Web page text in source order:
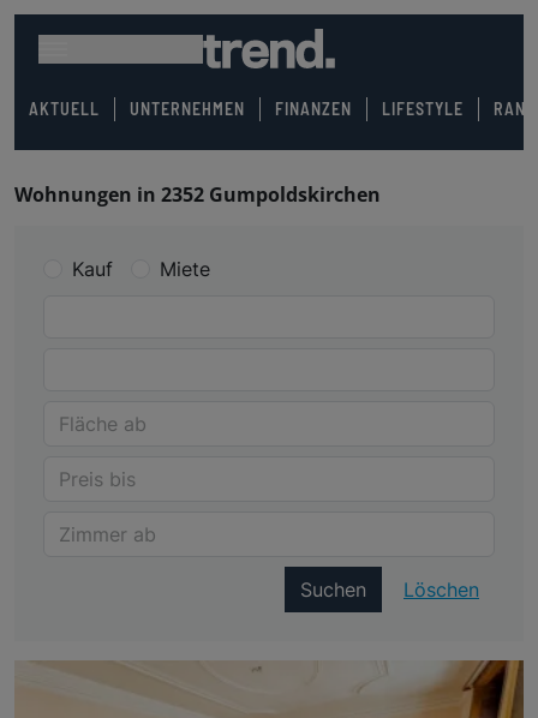
AKTUELL UNTERNEHMEN FINANZEN LIFESTYLE
Wohnungen in 2352 Gumpoldskirchen
Kauf Miete
Suchen Löschen